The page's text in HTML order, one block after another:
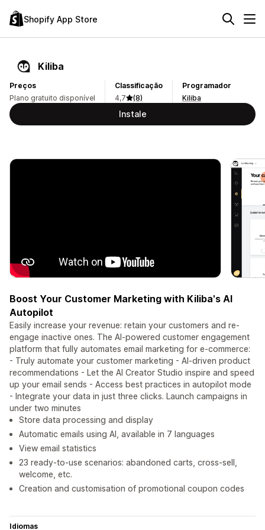
Shopify App Store
Kiliba
Preços
Plano gratuito disponível
Classificação
4,7
(8)
Programador
Kiliba
Instale
Boost Your Customer Marketing with Kiliba's AI
Autopilot
Easily increase your revenue: retain your customers and re-
engage inactive ones. The AI-powered customer engagement
platform that fully automates email marketing for e-commerce:
- Truly automate your customer marketing - AI-driven product
recommendations - Let the AI Creator Studio inspire and speed
up your email sends - Access best practices in autopilot mode
- Integrate your data in just three clicks. Launch campaigns in
under two minutes
Store data processing and display
Automatic emails using AI, available in 7 languages
View email statistics
23 ready-to-use scenarios: abandoned carts, cross-sell,
welcome, etc.
Creation and customisation of promotional coupon codes
Idiomas